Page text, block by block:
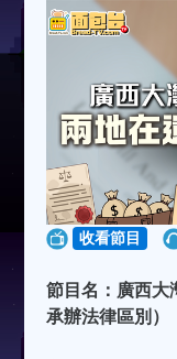
收看節目
節目名：廣西大
承辦法律區別）